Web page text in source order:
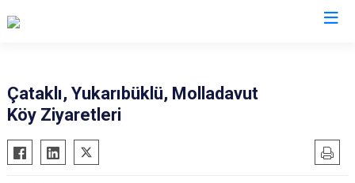
Bulanık
Hasköy
Çataklı, Yukarıbüklü, Molladavut
Köy Ziyaretleri